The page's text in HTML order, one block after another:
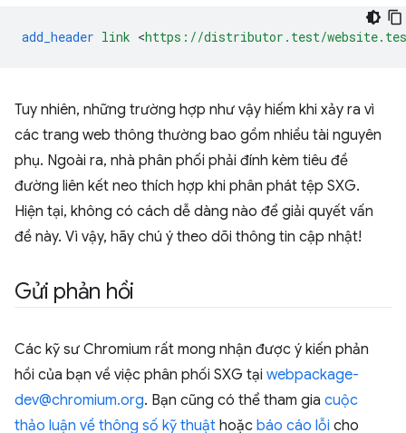
add_header link <https://distributor.test/
Tuy nhiên, những trường hợp như vậy hiếm khi xảy ra vì
các trang web thông thường bao gồm nhiều tài nguyên
phụ. Ngoài ra, nhà phân phối phải đính kèm tiêu đề
đường liên kết neo thích hợp khi phân phát tệp SXG.
Hiện tại, không có cách dễ dàng nào để giải quyết vấn
đề này. Vì vậy, hãy chú ý theo dõi thông tin cập nhật!
Gửi phản hồi
Các kỹ sư Chromium rất mong nhận được ý kiến phản
hồi của bạn về việc phân phối SXG tại webpackage-
dev@chromium.org. Bạn cũng có thể tham gia cuộc
thảo luận về thông số kỹ thuật hoặc báo cáo lỗi cho